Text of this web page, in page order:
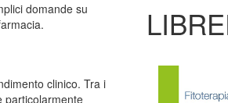
domande su
clinico. Tra i
particolarmente